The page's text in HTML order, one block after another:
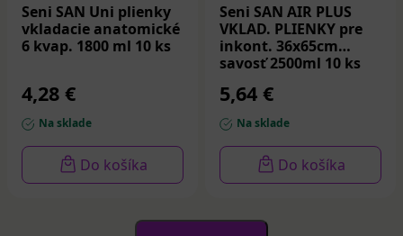
Seni SAN Uni plienky
vkladacie anatomické
6 kvap. 1800 ml 10 ks
4,28 €
Na sklade
Do košíka
Seni SAN AIR PLUS
VKLAD. PLIENKY pre
inkont. 36x65cm
savosť 2500ml 10 ks
5,64 €
Na sklade
Do košíka